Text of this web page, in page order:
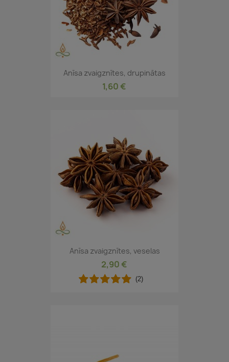
Anīsa zvaigznītes, drupinātas
1,60 €
Anīsa zvaigznītes, veselas
2,90 €
(2)